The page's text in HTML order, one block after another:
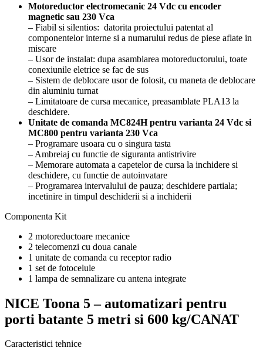
Motoreductor electromecanic 24 Vdc cu encoder
magnetic sau 230 Vca
– Fiabil si silentios: datorita proiectului patentat al
componentelor interne si a numarului redus de piese aflate in
miscare
– Usor de instalat: dupa asamblarea motoreductorului, toate
conexiunile eletrice se fac de sus
– Sistem de deblocare usor de folosit, cu maneta de deblocare
din aluminiu turnat
– Limitatoare de cursa mecanice, preasamblate PLA13 la
deschidere.
Unitate de comanda MC824H pentru varianta 24 Vdc si
MC800 pentru varianta 230 Vca
– Programare usoara cu o singura tasta
– Ambreiaj cu functie de siguranta antistrivire
– Memorare automata a capetelor de cursa la inchidere si
deschidere, cu functie de autoinvatare
– Programarea intervalului de pauza; deschidere partiala;
incetinire in timpul deschiderii si a inchiderii
Componenta Kit
2 motoreductoare mecanice
2 telecomenzi cu doua canale
1 unitate de comanda cu receptor radio
1 set de fotocelule
1 lampa de semnalizare cu antena integrate
NICE Toona 5 – automatizari pentru
porti batante 5 metri si 600 kg/CANAT
Caracteristici tehnice